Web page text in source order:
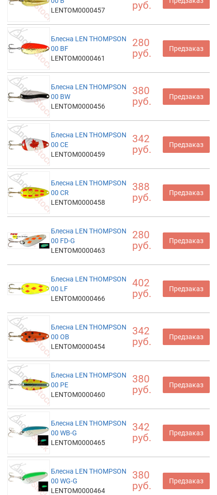
LENTOM0000457
руб.
Блесна LEN THOMPSON
00 BF
LENTOM0000461
280
руб.
Предзаказ
Блесна LEN THOMPSON
00 BW
LENTOM0000456
380
руб.
Предзаказ
Блесна LEN THOMPSON
00 CE
LENTOM0000459
342
руб.
Предзаказ
Блесна LEN THOMPSON
00 CR
LENTOM0000458
388
руб.
Предзаказ
Блесна LEN THOMPSON
00 FD-G
LENTOM0000463
280
руб.
Предзаказ
Блесна LEN THOMPSON
00 LF
LENTOM0000466
402
руб.
Предзаказ
Блесна LEN THOMPSON
00 OB
LENTOM0000454
342
руб.
Предзаказ
Блесна LEN THOMPSON
00 PE
LENTOM0000460
380
руб.
Предзаказ
Блесна LEN THOMPSON
00 WB-G
LENTOM0000465
342
руб.
Предзаказ
Блесна LEN THOMPSON
00 WG-G
LENTOM0000464
380
руб.
Предзаказ